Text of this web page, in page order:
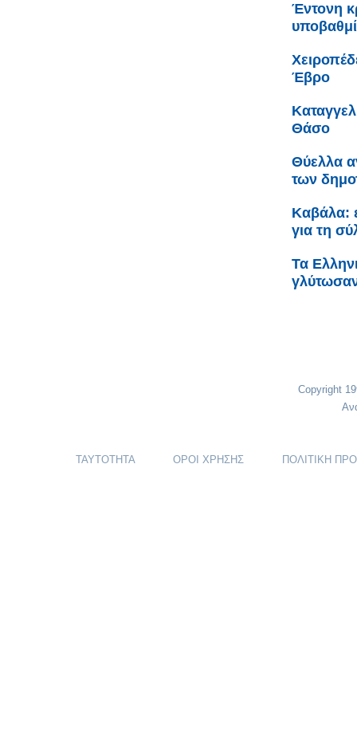
Έντονη
Έβρο
Θάσο
Θύελλα
των
Καβάλα:
για τη
Τα
Copyright
ΤΑΥΤΟΤΗΤΑ ΟΡΟΙ ΧΡΗΣΗΣ ΠΟΛΙΤΙΚΗ